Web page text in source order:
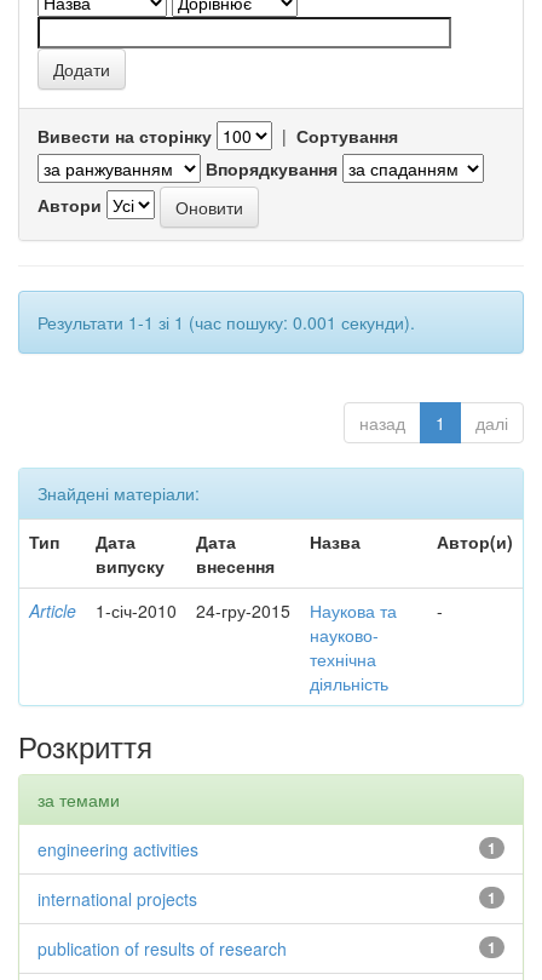
Вивести на сторінку | Сортування
Впорядкування
Автори
Результати 1-1 зі 1 (час пошуку: 0.001 секунди).
назад 1 далі
Знайдені матеріали:
Тип
Дата
випуску
Дата
внесення
Назва Автор(и)
Article 1-січ-2010 24-гру-2015
Наукова та
науково-
технічна
діяльність
-
Розкриття
за темами
1
engineering activities
1
international projects
1
publication of results of research